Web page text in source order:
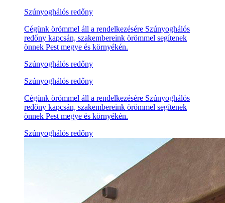
Szúnyoghálós redőny
Cégünk örömmel áll a rendelkezésére Szúnyoghálós
redőny kapcsán, szakembereink örömmel segítenek
önnek Pest megye és környékén.
Szúnyoghálós redőny
Szúnyoghálós redőny
Cégünk örömmel áll a rendelkezésére Szúnyoghálós
redőny kapcsán, szakembereink örömmel segítenek
önnek Pest megye és környékén.
Szúnyoghálós redőny